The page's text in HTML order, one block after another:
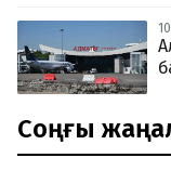
Соңғы